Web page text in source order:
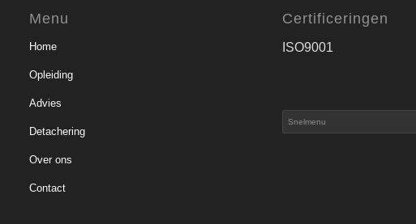
Menu
Home
Opleiding
Advies
Detachering
Over ons
Contact
Certificeringen
ISO9001